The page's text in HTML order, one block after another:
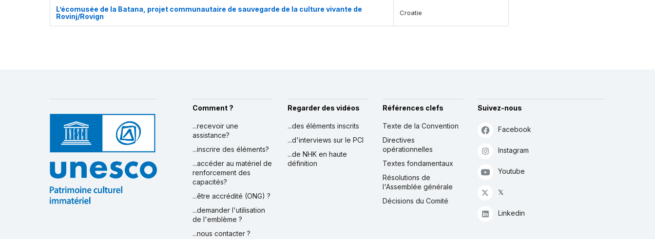
L’écomusée de la Batana, projet communautaire de sauvegarde de la culture vivante de
Rovinj/Rovign
Croatie
Comment ?
...recevoir une
assistance?
...inscrire des éléments?
...accéder au matériel de
renforcement des
capacités?
...être accrédité (ONG) ?
...demander l'utilisation
de l'emblème ?
...nous contacter ?
Regarder des vidéos
...des éléments inscrits
...d'interviews sur le PCI
...de NHK en haute
définition
Références clefs
Texte de la Convention
Directives
opérationnelles
Textes fondamentaux
Résolutions de
l'Assemblée générale
Décisions du Comité
Suivez-nous
Facebook
Instagram
Youtube
𝕏
Linkedin